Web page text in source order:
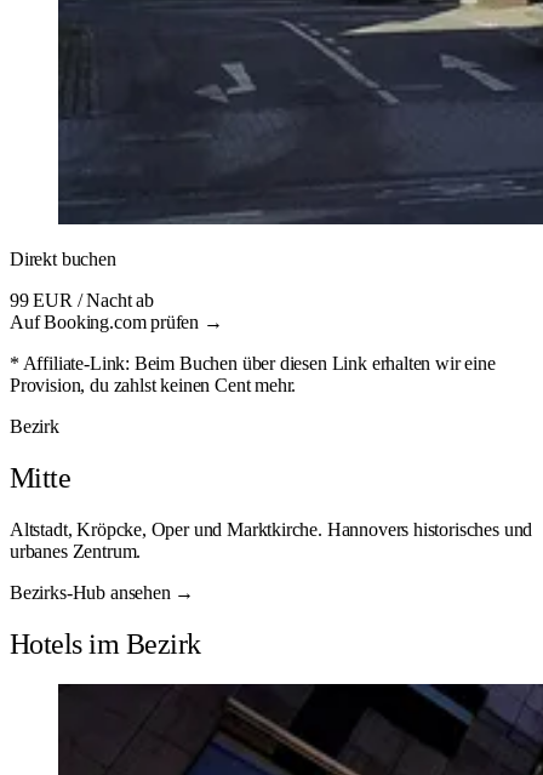
Direkt buchen
99 EUR / Nacht ab
Auf Booking.com prüfen →
* Affiliate-Link: Beim Buchen über diesen Link erhalten wir eine
Provision, du zahlst keinen Cent mehr.
Bezirk
Mitte
Altstadt, Kröpcke, Oper und Marktkirche. Hannovers historisches und
urbanes Zentrum.
Bezirks-Hub ansehen →
Hotels im Bezirk